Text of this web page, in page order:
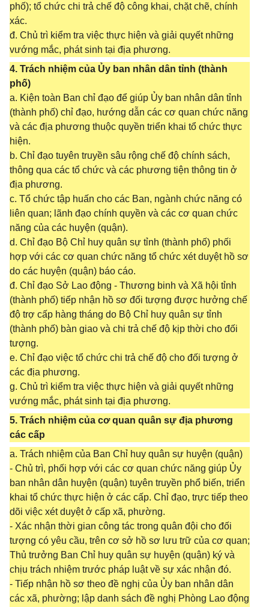
phố); tổ chức chi trả chế độ công khai, chặt chẽ, chính
xác.
đ. Chủ trì kiểm tra việc thực hiện và giải quyết những
vướng mắc, phát sinh tại địa phương.
4. Trách nhiệm của Ủy ban nhân dân tỉnh (thành
phố)
a. Kiện toàn Ban chỉ đạo để giúp Ủy ban nhân dân tỉnh
(thành phố) chỉ đạo, hướng dẫn các cơ quan chức năng
và các địa phương thuộc quyền triển khai tổ chức thực
hiện.
b. Chỉ đạo tuyên truyền sâu rộng chế độ chính sách,
thông qua các tổ chức và các phương tiện thông tin ở
địa phương.
c. Tổ chức tập huấn cho các Ban, ngành chức năng có
liên quan; lãnh đạo chính quyền và các cơ quan chức
năng của các huyện (quận).
d. Chỉ đạo Bộ Chỉ huy quân sự tỉnh (thành phố) phối
hợp với các cơ quan chức năng tổ chức xét duyệt hồ sơ
do các huyện (quận) báo cáo.
đ. Chỉ đạo Sở Lao động - Thương binh và Xã hội tỉnh
(thành phố) tiếp nhận hồ sơ đối tượng được hưởng chế
độ trợ cấp hàng tháng do Bộ Chỉ huy quân sự tỉnh
(thành phố) bàn giao và chi trả chế độ kịp thời cho đối
tượng.
e. Chỉ đạo việc tổ chức chi trả chế độ cho đối tượng ở
các địa phương.
g. Chủ trì kiểm tra việc thực hiện và giải quyết những
vướng mắc, phát sinh tại địa phương.
5. Trách nhiệm của cơ quan quân sự địa phương
các cấp
a. Trách nhiệm của Ban Chỉ huy quân sự huyện (quận)
- Chủ trì, phối hợp với các cơ quan chức năng giúp Ủy
ban nhân dân huyện (quận) tuyên truyền phổ biến, triển
khai tổ chức thực hiện ở các cấp. Chỉ đạo, trực tiếp theo
dõi việc xét duyệt ở cấp xã, phường.
- Xác nhận thời gian công tác trong quân đội cho đối
tượng có yêu cầu, trên cơ sở hồ sơ lưu trữ của cơ quan;
Thủ trưởng Ban Chỉ huy quân sự huyện (quận) ký và
chịu trách nhiệm trước pháp luật về sự xác nhận đó.
- Tiếp nhận hồ sơ theo đề nghị của Ủy ban nhân dân
các xã, phường; lập danh sách đề nghị Phòng Lao động